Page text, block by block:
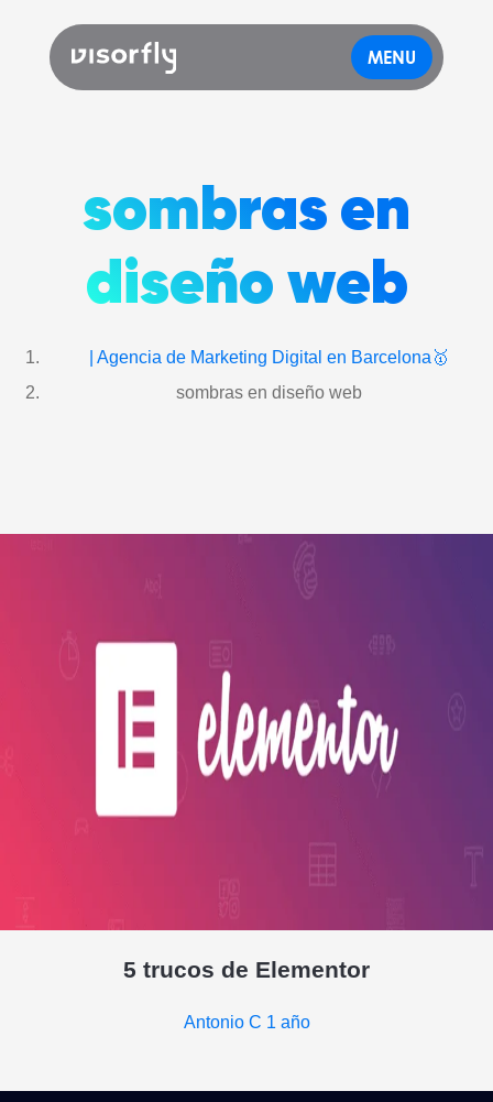
MENU
sombras en
diseño web
| Agencia de Marketing Digital en Barcelona🥇
sombras en diseño web
5 trucos de Elementor
Antonio C 1 año